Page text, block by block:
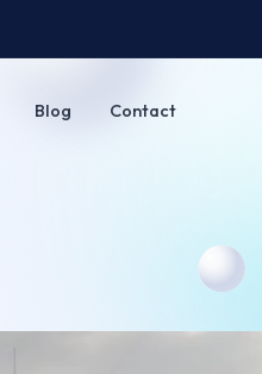
Blog Contact